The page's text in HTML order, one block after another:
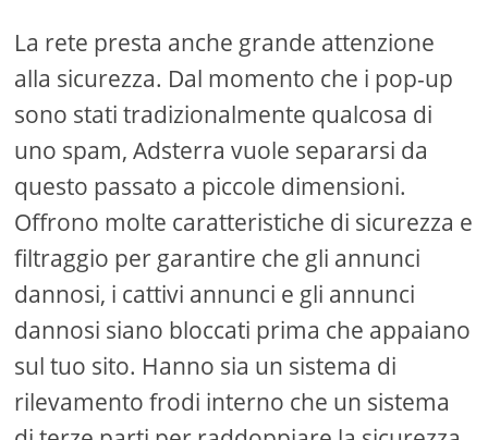
La rete presta anche grande attenzione
alla sicurezza. Dal momento che i pop-up
sono stati tradizionalmente qualcosa di
uno spam, Adsterra vuole separarsi da
questo passato a piccole dimensioni.
Offrono molte caratteristiche di sicurezza e
filtraggio per garantire che gli annunci
dannosi, i cattivi annunci e gli annunci
dannosi siano bloccati prima che appaiano
sul tuo sito. Hanno sia un sistema di
rilevamento frodi interno che un sistema